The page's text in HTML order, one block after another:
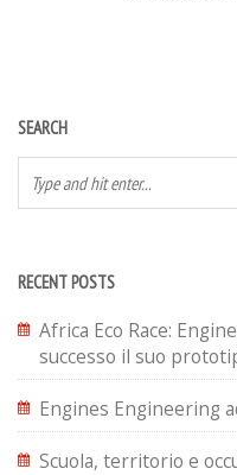
SEARCH
RECENT POSTS
Africa Eco Race:
successo il suo
Engines Engineering
Scuola, territorio e